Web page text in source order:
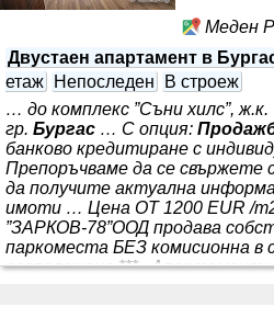
Меден
Двустаен апартамент в
етаж
Непоследен
В строеж
… до комплекс ”Съни хилс”, ж.к.
гр. Бургас … С опция:
банково кредитиране с
Препоръчваме да се свържете
да получите актуална
имоти … Цена ОТ 1200 EUR /
”ЗАРКОВ-78”ООД продава
паркоместа БЕЗ комисионна в
разположена *** .
завършеност на тапа с
ключ. За повече информация